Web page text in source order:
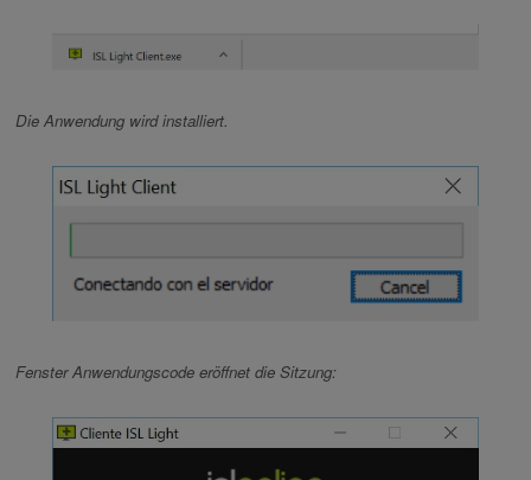
Die Anwendung wird installiert.
Fenster Anwendungscode eröffnet die Sitzung: